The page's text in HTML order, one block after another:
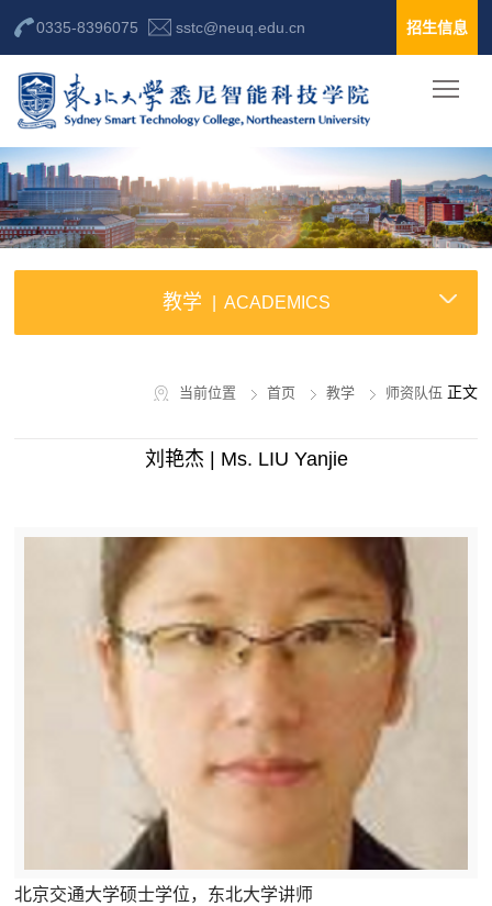
0335-8396075 sstc@neuq.edu.cn 招生信息
教学 ACADEMICS
当前位置 首页 教学 师资队伍 正文
刘艳杰 | Ms. LIU Yanjie
北京交通大学硕士学位，东北大学讲师